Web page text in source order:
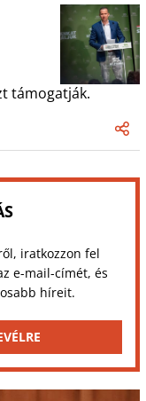
támogatják.
iratkozzon fel
e-mail-címét, és
híreit.